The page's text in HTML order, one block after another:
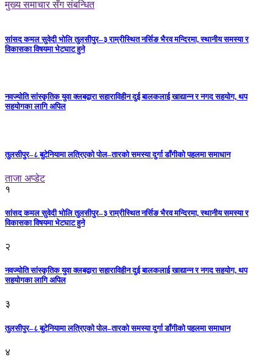
मुख्य समाचार सँग संबन्धित
सांसद कमल सुवेदी भोलि तुलसीपुर–३ राम्रीस्थित नर्सिङ भैरव मन्दिरमा, स्थानीय समस्या र
विकासका विषयमा भेटघाट हुने
नवज्योति सांस्कृतिक युवा क्लबद्वारा सहाराविहीन दुई बालकलाई खाद्यान्न र नगद सहयोग, थप
सहयोगका लागि अपिल
तुलसीपुर–८ बुटेनियामा लत्रिएको पोल–तारको समस्या दुर्गा डाँगीको पहलमा समाधान
ताजा अप्डेट
१
सांसद कमल सुवेदी भोलि तुलसीपुर–३ राम्रीस्थित नर्सिङ भैरव मन्दिरमा, स्थानीय समस्या र
विकासका विषयमा भेटघाट हुने
२
नवज्योति सांस्कृतिक युवा क्लबद्वारा सहाराविहीन दुई बालकलाई खाद्यान्न र नगद सहयोग, थप
सहयोगका लागि अपिल
३
तुलसीपुर–८ बुटेनियामा लत्रिएको पोल–तारको समस्या दुर्गा डाँगीको पहलमा समाधान
४